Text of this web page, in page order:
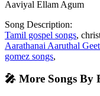
Aaviyal Ellam Agum
Song Description:
Tamil gospel songs,
Aarathanai Aaruthal
gomez songs,
🎤 More Songs By